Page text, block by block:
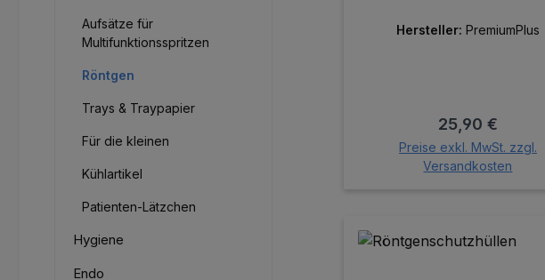
Aufsätze für
Multifunktionsspritzen
Röntgen
Trays & Traypapier
Für die kleinen
Kühlartikel
Patienten-Lätzchen
Hygiene
Endo
Hersteller: PremiumPlus
Regulärer Preis:
25,90 €
Preise exkl. MwSt. zzgl.
Versandkosten